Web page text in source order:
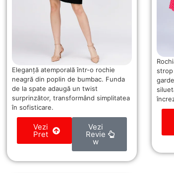
Eleganță atemporală într-o rochie
neagră din poplin de bumbac. Funda
de la spate adaugă un twist
surprinzător, transformând simplitatea
în sofisticare.
Vezi
Pret
Vezi
Revie
w
strop